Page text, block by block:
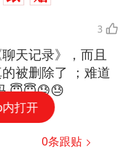
3
天记录》，而且
的被删除了 ；难道
😇😇😓😓
0条跟贴
打开